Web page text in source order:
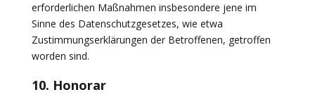
erforderlichen Maßnahmen insbesondere jene im
Sinne des Datenschutzgesetzes, wie etwa
Zustimmungserklärungen der Betroffenen, getroffen
worden sind.
10. Honorar